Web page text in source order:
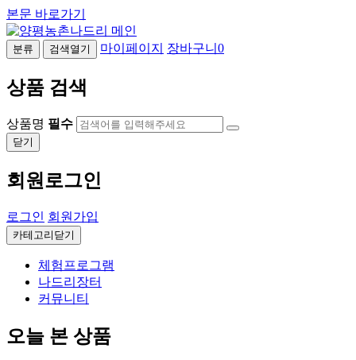
본문 바로가기
분류 검색열기 마이페이지 장바구니 0
상품 검색
상품명 필수
닫기
회원로그인
로그인 회원가입
카테고리닫기
체험프로그램
나드리장터
커뮤니티
오늘 본 상품